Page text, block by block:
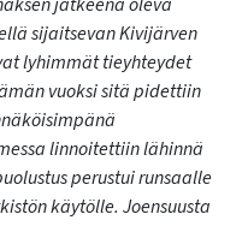
sijaitsevan Kivijärven
lyhimmät tieyhteydet
vuoksi sitä pidettiin
linnoitettiin lähinnä
perustui runsaalle
käytölle. Joensuusta